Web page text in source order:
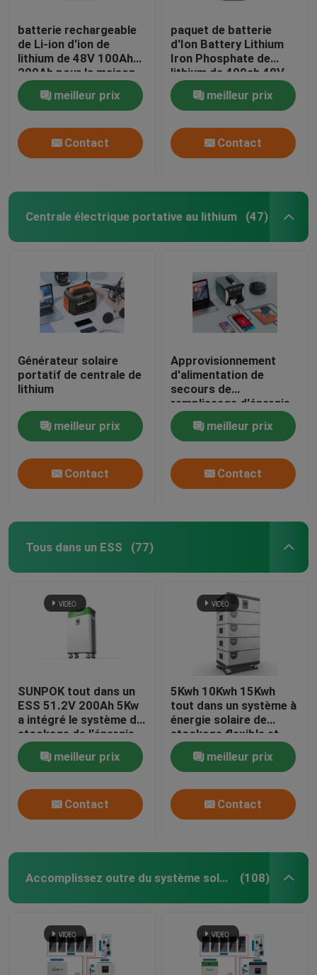
batterie rechargeable
de Li-ion d'ion de
lithium de 48V 100Ah
200Ah pour la maison
meilleur prix
Contact
paquet de batterie
d'Ion Battery Lithium
Iron Phosphate de
lithium de 400ah 48V
meilleur prix
Contact
Centrale électrique portative au lithium (47)
Générateur solaire
portatif de centrale de
lithium
meilleur prix
Contact
Approvisionnement
d'alimentation de
secours de
remplissage d'énergie
solaire 1000W 500w
extérieurmeilleur prix
Contact
Tous dans un ESS (77)
SUNPOK tout dans un
ESS 51.2V 200Ah 5Kw
a intégré le système de
stockage de l'énergie
meilleur prix
Contact
5Kwh 10Kwh 15Kwh
tout dans un système à
énergie solaire de
stockage flexible et
commode
meilleur prix
Contact
Accomplissez outre du système solaire de grille (108)